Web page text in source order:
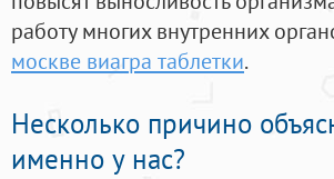
работу многих внутренних
москве виагра таблетки.
Несколько причино
именно у нас?